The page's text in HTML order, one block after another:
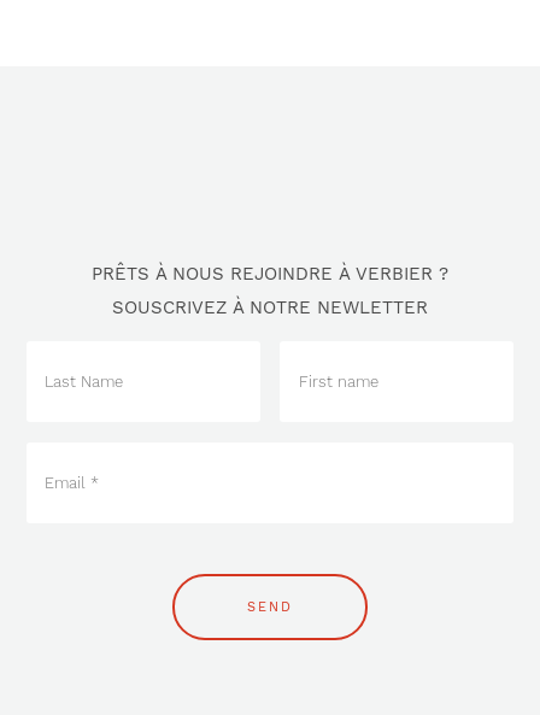
PRÊTS À NOUS REJOINDRE À VERBIER ?
SOUSCRIVEZ À NOTRE NEWLETTER